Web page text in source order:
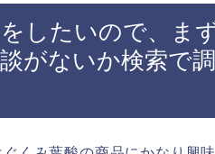
したいので、ま
がないか検索で